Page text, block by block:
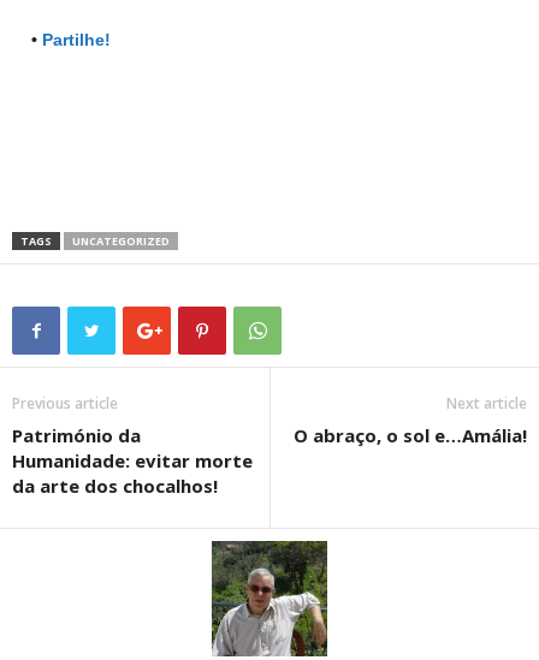
• Partilhe!
TAGS UNCATEGORIZED
Previous article
Património da
Humanidade: evitar morte
da arte dos chocalhos!
Next article
O abraço, o sol e…Amália!